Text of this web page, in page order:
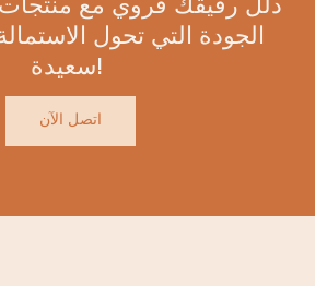
الجودة التي تحول
سعيدة!
اتصل الآن